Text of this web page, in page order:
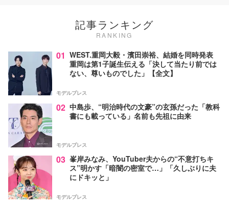
記事ランキング
RANKING
01 WEST.重岡大毅・濱田崇裕、結婚を同時発表
重岡は第1子誕生伝える「決して当たり前では
ない、尊いものでした」【全文】
モデルプレス
02 中島歩、“明治時代の文豪”の玄孫だった「教科
書にも載っている」名前も先祖に由来
モデルプレス
03 峯岸みなみ、YouTuber夫からの“不意打ちキ
ス”明かす「暗闇の密室で…」「久しぶりに夫
にドキッと」
モデルプレス